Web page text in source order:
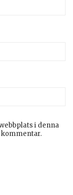
i denna
kommentar.